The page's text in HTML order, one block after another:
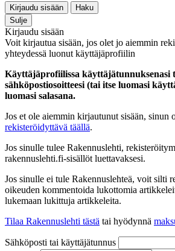
Kirjaudu sisään
Haku
Sulje
Kirjaudu sisään
Voit kirjautua sisään, jos olet jo aiemmin
yhteydessä luonut käyttäjäprofiilin
Käyttäjäprofiilissa käyttäjätunnuksenasi
sähköpostiosoitteesi (tai itse luomasi
luomasi salasana.
Jos et ole aiemmin kirjautunut sisään, sinun
rekisteröidyttävä täällä.
Jos sinulle tulee Rakennuslehti,
rakennuslehti.fi-sisällöt luettavaksesi.
Jos sinulle ei tule Rakennuslehteä, voit silti
oikeuden kommentoida lukottomia
lukemaan lukittuja artikkeleita.
Tilaa Rakennuslehti tästä tai hyödynnä
Sähköposti tai käyttäjätunnus